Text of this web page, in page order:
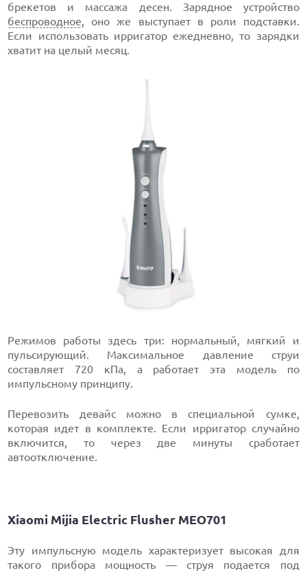
брекетов и массажа десен. Зарядное устройство
беспроводное, оно же выступает в роли подставки.
Если использовать ирригатор ежедневно, то зарядки
хватит на целый месяц.
Режимов работы здесь три: нормальный, мягкий и
пульсирующий. Максимальное давление струи
составляет 720 кПа, а работает эта модель по
импульсному принципу.
Перевозить девайс можно в специальной сумке,
которая идет в комплекте. Если ирригатор случайно
включится, то через две минуты сработает
автоотключение.
Xiaomi Mijia Electric Flusher MEO701
Эту импульсную модель характеризует высокая для
такого прибора мощность — струя подается под